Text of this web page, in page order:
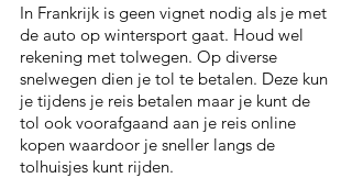
In Frankrijk is geen vignet nodig als je met
de auto op wintersport gaat. Houd wel
rekening met tolwegen. Op diverse
snelwegen dien je tol te betalen. Deze kun
je tijdens je reis betalen maar je kunt de
tol ook voorafgaand aan je reis online
kopen waardoor je sneller langs de
tolhuisjes kunt rijden.